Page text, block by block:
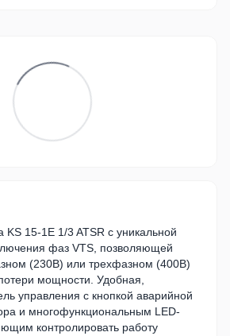
KS 15-1E 1/3 ATSR с уникальной
фаз VTS, позволяющей
(230В) или трехфазном (400В)
мощности. Удобная,
управления с кнопкой аварийной
и многофункциональным LED-
контролировать работу